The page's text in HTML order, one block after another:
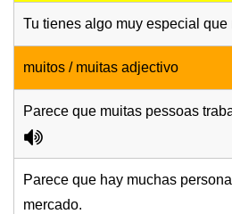
Tu tienes algo muy especial que
muitos / muitas adjectivo
Parece que muitas pessoas
Parece que hay muchas
mercado.